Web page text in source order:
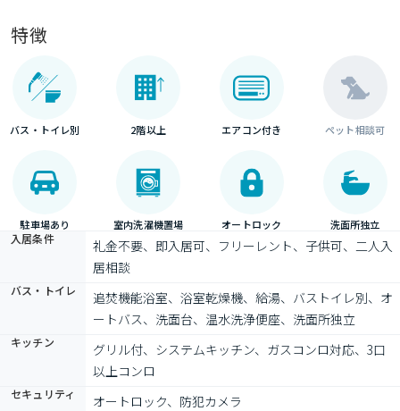
特徴
バス・トイレ別 2階以上 エアコン付き ペット相談可
駐車場あり 室内洗濯機置場 オートロック 洗面所独立
入居条件
礼金不要、即入居可、フリーレント、子供可、二人入
居相談
バス・トイレ
追焚機能浴室、浴室乾燥機、給湯、バストイレ別、オ
ートバス、洗面台、温水洗浄便座、洗面所独立
キッチン
グリル付、システムキッチン、ガスコンロ対応、3口
以上コンロ
セキュリティ オートロック、防犯カメラ